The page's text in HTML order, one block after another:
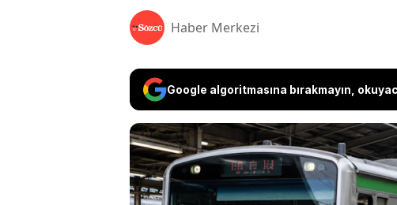
Haber Merkezi
Google algoritmasına bırakmayın,